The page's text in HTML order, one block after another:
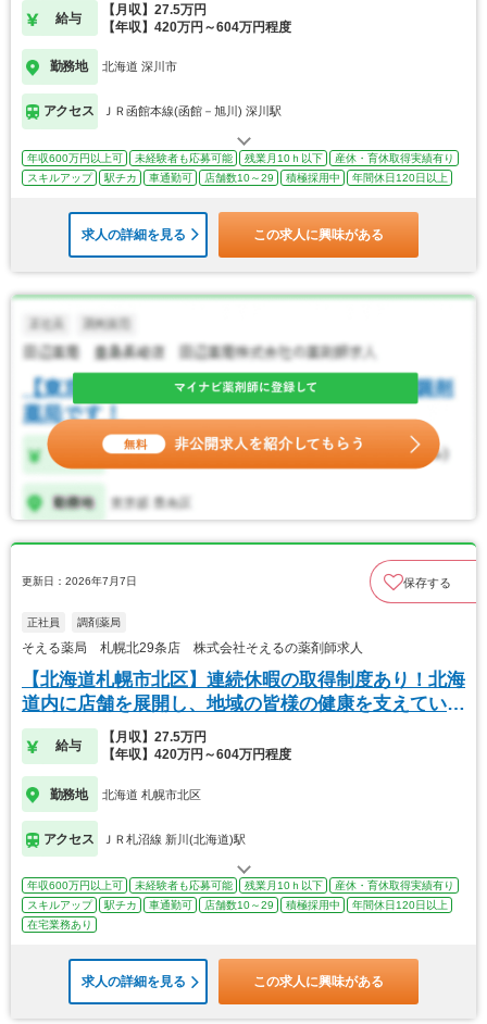
給与
【月収】27.5万円
【年収】420万円～604万円程度
勤務地 北海道 深川市
アクセス ＪＲ函館本線(函館－旭川) 深川駅
年収600万円以上可 未経験者も応募可能 残業月10ｈ以下
産休・育休取得実績有り
スキルアップ
駅チカ 車通勤可 店舗数10～29 積極採用中 年間休日120日以上
求人の詳細を見る この求人に興味がある
更新日：2026年7月7日 保存する
正社員 調剤薬局
そえる薬局 札幌北29条店 株式会社そえるの薬剤師求人
【北海道札幌市北区】連続休暇の取得制度あり！北海
道内に店舗を展開し、地域の皆様の健康を支えていま
す
給与
【月収】27.5万円
【年収】420万円～604万円程度
勤務地 北海道 札幌市北区
アクセス ＪＲ札沼線 新川(北海道)駅
年収600万円以上可 未経験者も応募可能 残業月10ｈ以下
産休・育休取得実績有り
スキルアップ
駅チカ 車通勤可 店舗数10～29 積極採用中
年間休日120日以上
在宅業務あり
求人の詳細を見る この求人に興味がある